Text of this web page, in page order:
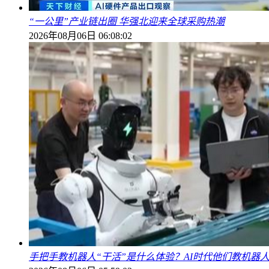
“一公里”产业链出圈 华强北迎来全球采购热潮
2026年08月06日 06:08:02
手把手教机器人“干活”是什么体验？AI时代他们教机器